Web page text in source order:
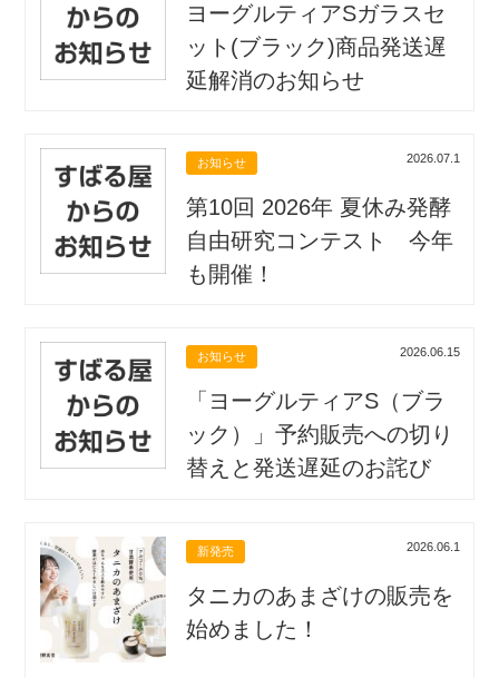
ヨーグルティアSガラスセ
ット(ブラック)商品発送遅
延解消のお知らせ
お知らせ 2026.07.1
第10回 2026年 夏休み発酵
自由研究コンテスト 今年
も開催！
お知らせ 2026.06.15
「ヨーグルティアS（ブラ
ック）」予約販売への切り
替えと発送遅延のお詫び
新発売 2026.06.1
タニカのあまざけの販売を
始めました！